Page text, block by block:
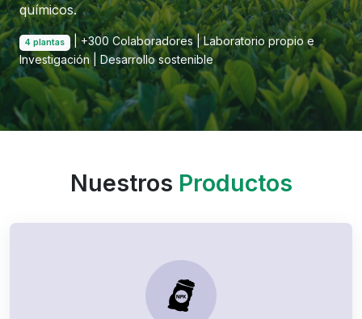
químicos.
4 plantas | +300 Colaboradores | Laboratorio propio e
Investigación | Desarrollo sostenible
Nuestros Productos